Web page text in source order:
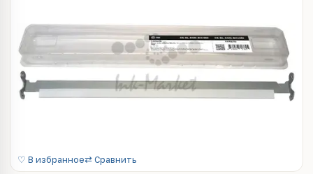
♡ В избранное⇄ Сравнить